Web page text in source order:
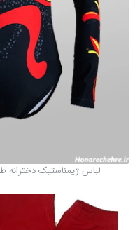
لباس ژیمناستیک دخترانه طرح